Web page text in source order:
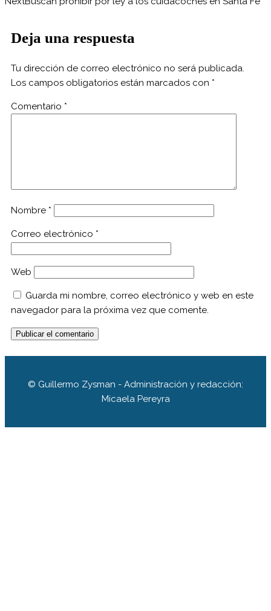
Deja una respuesta
Tu dirección de correo electrónico no será publicada.
Los campos obligatorios están marcados con *
Comentario *
Nombre *
Correo electrónico *
Web
Guarda mi nombre, correo electrónico y web en este
navegador para la próxima vez que comente.
© Guillermo Zysman - Administración y redacción:
Micaela Pereyra